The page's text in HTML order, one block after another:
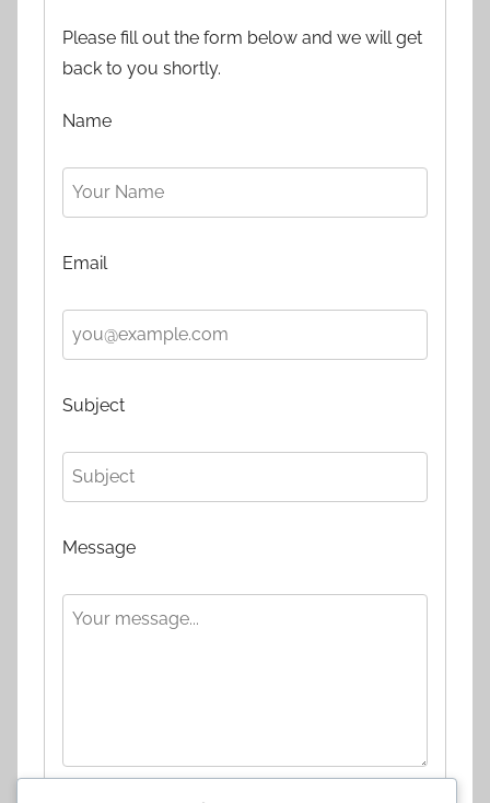
Please fill out the form below and we will get
back to you shortly.
Name
Email
Subject
Message